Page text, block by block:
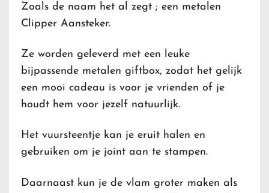
Zoals de naam het al zegt ; een metalen
Clipper Aansteker.
Ze worden geleverd met een leuke
bijpassende metalen giftbox, zodat het gelijk
een mooi cadeau is voor je vrienden of je
houdt hem voor jezelf natuurlijk.
Het vuursteentje kan je eruit halen en
gebruiken om je joint aan te stampen.
Daarnaast kun je de vlam groter maken als